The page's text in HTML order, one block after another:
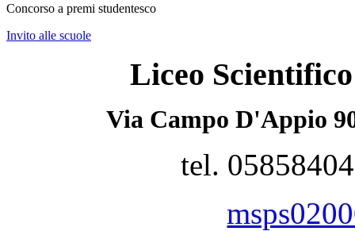
Concorso a premi studentesco
Invito alle scuole
Liceo
Via Campo D'Appio
tel.